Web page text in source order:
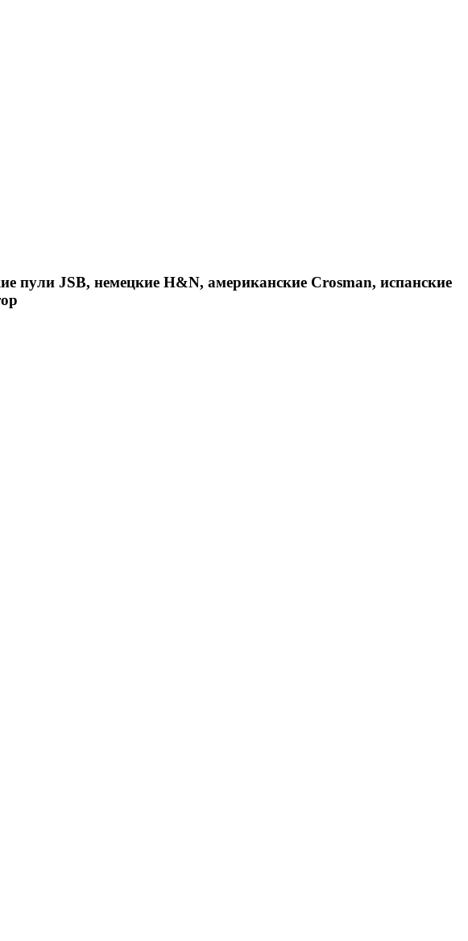
пули JSB, немецкие H&N, американские Crosman, испанские